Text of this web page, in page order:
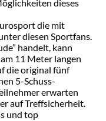
dieses
die mit
diesen Sportfans.
handelt, kann
11 Meter langen
die original fünf
5-Schuss-
erwarten
auf Treffsicherheit.
und top